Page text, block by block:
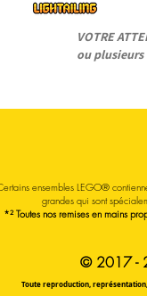
VOTRE
ou
ensembles LEGO®
grandes qui sont
*² Toutes nos remises en mains
© 2017 -
Toute reproduction,